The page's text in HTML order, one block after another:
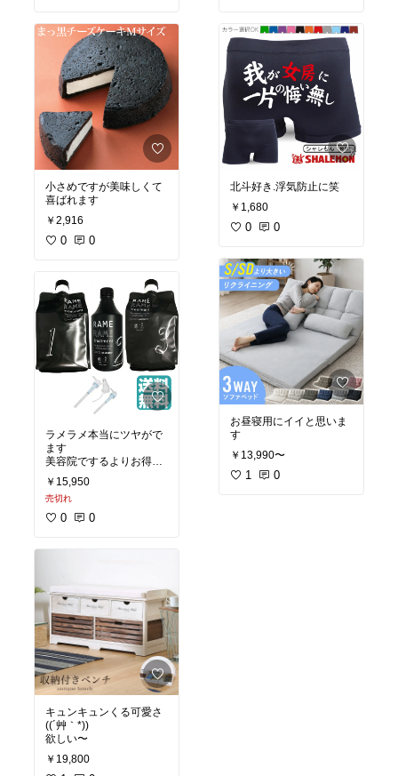
小さめですが美味しくて
喜ばれます
￥2,916
0 0
ラメラメ本当にツヤがで
ます
美容院でするよりお得で
す
￥15,950
売切れ
0 0
キュンキュンくる可愛さ
((´艸｀*))
欲しい〜
￥19,800
北斗好き.浮気防止に笑
￥1,680
0 0
お昼寝用にイイと思いま
す
￥13,990〜
1 0